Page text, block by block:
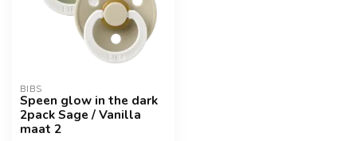
BIBS
Speen glow in the dark
2pack Sage / Vanilla
maat 2